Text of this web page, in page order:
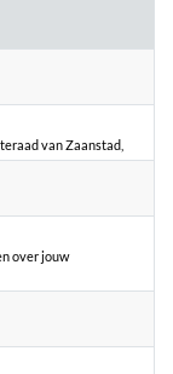
van Zaanstad,
over jouw